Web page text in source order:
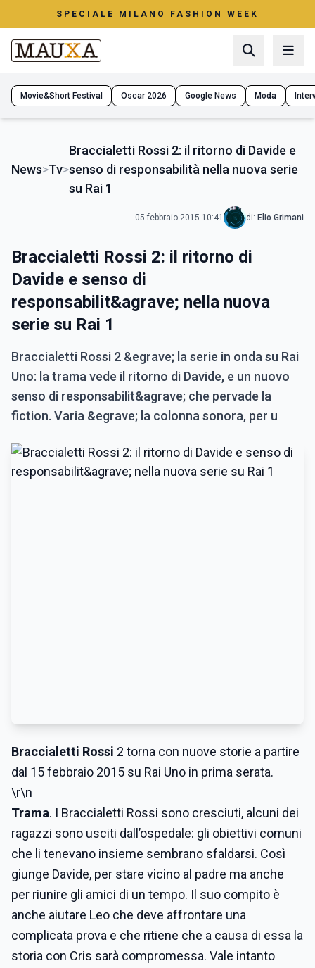
SPECIALE MILANO FASHION WEEK
Movie&Short Festival Oscar 2026 Google News Moda
News>Tv>
Braccialetti Rossi 2: il ritorno di Davide e
senso di responsabilità nella nuova serie
su Rai 1
05 febbraio 2015 10:41 di: Elio Grimani
Braccialetti Rossi 2: il ritorno di
Davide e senso di
responsabilit&agrave; nella nuova
serie su Rai 1
Braccialetti Rossi 2 &egrave; la serie in onda su Rai
Uno: la trama vede il ritorno di Davide, e un nuovo
senso di responsabilit&agrave; che pervade la
fiction. Varia &egrave; la colonna sonora, per u
Braccialetti Rossi 2 torna con nuove storie a partire
dal 15 febbraio 2015 su Rai Uno in prima serata.
\r\n
Trama. I Braccialetti Rossi sono cresciuti, alcuni dei
ragazzi sono usciti dall’ospedale: gli obiettivi comuni
che li tenevano insieme sembrano sfaldarsi. Così
giunge Davide, per stare vicino al padre ma anche
per riunire gli amici di un tempo. Il suo compito è
anche aiutare Leo che deve affrontare una
complicata prova e che ritiene che a causa di essa la
storia con Cris sarà compromessa. Vale intanto